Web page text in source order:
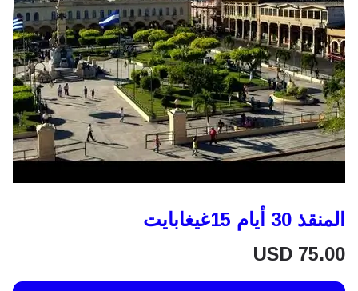
المنقذ 30 أيام 15غيغابايت
USD 75.00